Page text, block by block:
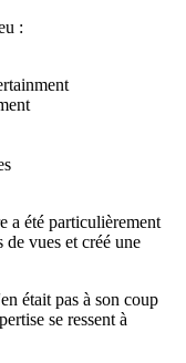
:
a été particulièrement
vues et créé une
était pas à son coup
se ressent à